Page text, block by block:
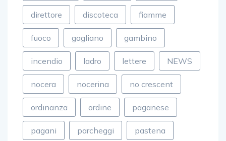
direttore discoteca fiamme
fuoco gagliano gambino
incendio ladro lettere NEWS
nocera nocerina no crescent
ordinanza ordine paganese
pagani parcheggi pastena